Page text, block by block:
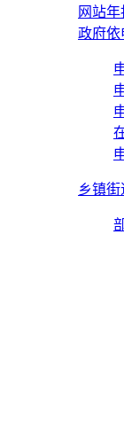
网站年
政府依
乡镇